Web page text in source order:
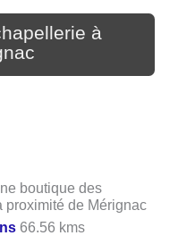
à
boutique des
de Mérignac
66.56 kms